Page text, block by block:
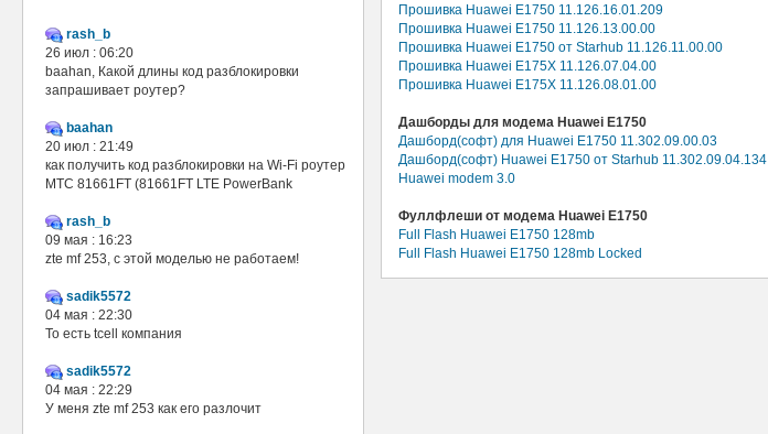
rash_b
26 июл : 06:20
baahan, Какой длины код разблокировки
запрашивает роутер?
baahan
20 июл : 21:49
как получить код разблокировки на Wi-Fi роутер
МТС 81661FT (81661FT LTE PowerBank
rash_b
09 мая : 16:23
zte mf 253, с этой моделью не работаем!
sadik5572
04 мая : 22:30
То есть tcell компания
sadik5572
04 мая : 22:29
У меня zte mf 253 как его разлочит
Прошивка Huawei E1750 11.126.16.01.209
Прошивка Huawei E1750 11.126.13.00.00
Прошивка Huawei E1750 от Starhub 11.126.11.00.00
Прошивка Huawei E175X 11.126.07.04.00
Прошивка Huawei E175X 11.126.08.01.00
Дашборды для модема Huawei E1750
Дашборд(софт) для Huawei E1750 11.302.09.00.03
Дашборд(софт) Huawei E1750 от Starhub 11.302.09.04.134
Huawei modem 3.0
Фуллфлеши от модема Huawei E1750
Full Flash Huawei E1750 128mb
Full Flash Huawei E1750 128mb Locked